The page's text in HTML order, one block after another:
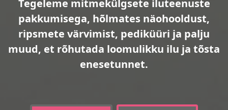
Tegeleme mitmekülgsete iluteenuste
pakkumisega, hõlmates näohooldust,
ripsmete värvimist, pediküüri ja palju
muud, et rõhutada loomulikku ilu ja tõsta
enesetunnet.